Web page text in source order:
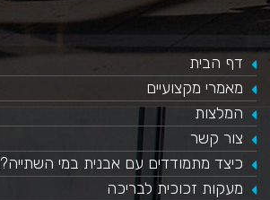
דף הבית
מאמרי מקצועיים
המלצות
צור קשר
כיצד מתמודדים עם אבנית במי השתייה?
​מעקות זכוכית לבריכה